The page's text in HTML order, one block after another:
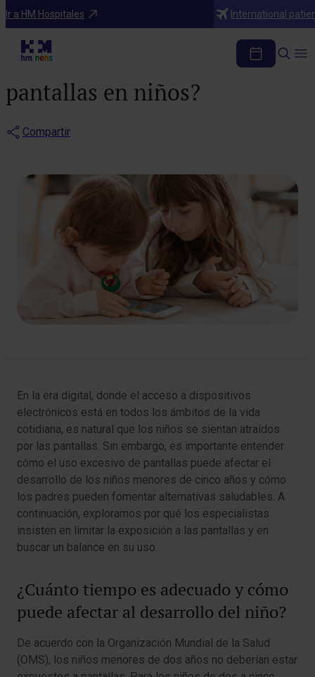
Ir a HM Hospitales International
Blog
¿Por qué debemos
realmente prevenir el uso de
pantallas en niños?
Compartir
En la era digital, donde el acceso a dispositivos
electrónicos está en todos los ámbitos de la vida
cotidiana, es natural que los niños se sientan atraídos
por las pantallas. Sin embargo, es importante entender
cómo el uso excesivo de pantallas puede afectar el
desarrollo de los niños menores de cinco años y cómo
los padres pueden fomentar alternativas saludables. A
continuación, exploramos por qué los especialistas
insisten en limitar la exposición a las pantallas y en
buscar un balance en su uso.
¿Cuánto tiempo es adecuado y cómo
puede afectar al desarrollo del niño?
De acuerdo con la Organización Mundial de la Salud
(OMS), los niños menores de dos años no deberían estar